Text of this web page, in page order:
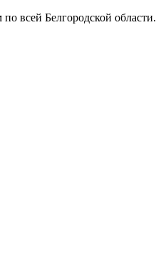
всей Белгородской области.